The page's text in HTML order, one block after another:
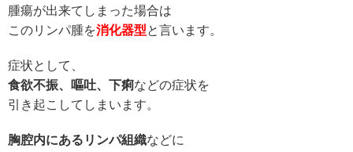
腫瘍が出来てしまった場合は
このリンパ腫を消化器型と言います。
症状として、
食欲不振、嘔吐、下痢などの症状を
引き起こしてしまいます。
胸腔内にあるリンパ組織などに